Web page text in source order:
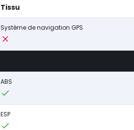
Tissu
Système de navigation GPS
ABS
ESP